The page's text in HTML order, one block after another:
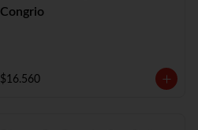
Congrio
$16.560